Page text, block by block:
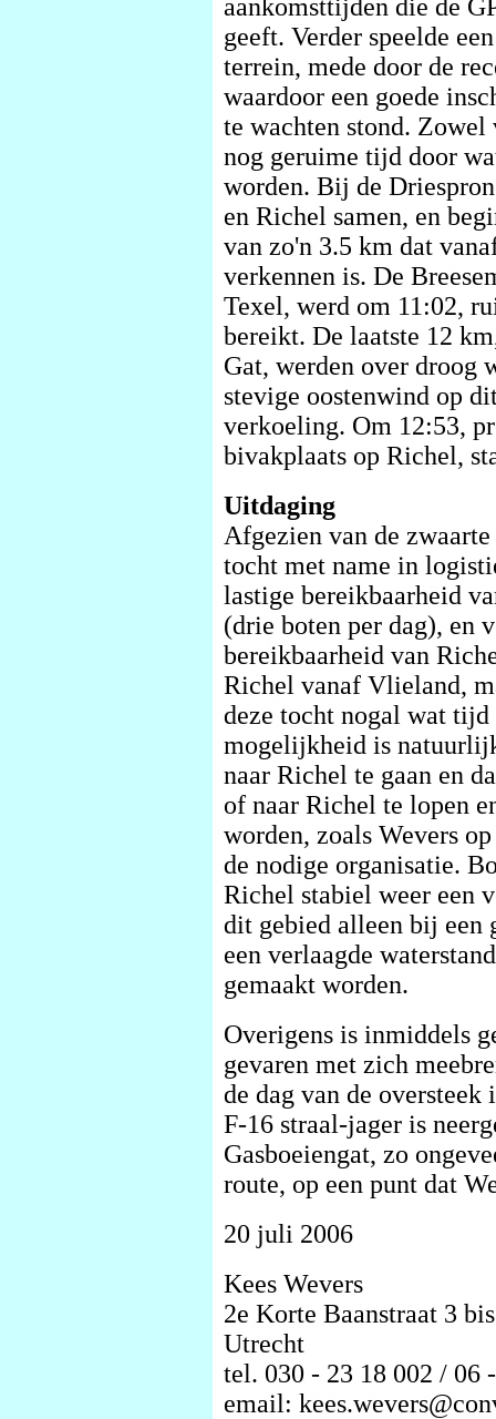
aankomsttijden die de
geeft. Verder speelde
terrein, mede door de
waardoor een goede
te wachten stond. Zowel
nog geruime tijd door
worden. Bij de
en Richel samen, en
van zo'n 3.5 km dat
verkennen is. De
Texel, werd om 11:02,
bereikt. De laatste 12
Gat, werden over droog
stevige oostenwind op
verkoeling. Om 12:53,
bivakplaats op Richel,
Uitdaging
Afgezien van de
tocht met name in
lastige bereikbaarheid
(drie boten per dag), en
bereikbaarheid van
Richel vanaf Vlieland,
deze tocht nogal wat
mogelijkheid is
naar Richel te gaan en
of naar Richel te lopen
worden, zoals Wevers
de nodige organisatie.
Richel stabiel weer een
dit gebied alleen bij
een verlaagde
gemaakt worden.
Overigens is inmiddels
gevaren met zich
de dag van de oversteek
F-16 straal-jager is
Gasboeiengat, zo
route, op een punt dat
20 juli 2006
Kees Wevers
2e Korte Baanstraat 3
Utrecht
tel. 030 - 23 18 002 / 06
email: